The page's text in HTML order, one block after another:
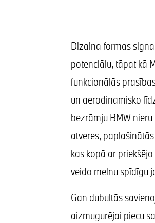
Dizaina formas
potenciālu, tāpat kā
funkcionālās
un aerodinamisko
bezrāmju BMW
atveres,
kas kopā ar
veido melnu spīdīgu
Gan dubultās
aizmugurējai piecu